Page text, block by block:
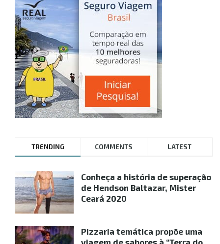
TRENDING COMMENTS LATEST
Conheça a história de superação
de Hendson Baltazar, Mister
Ceará 2020
Pizzaria temática propõe uma
viagem de sabores à “Terra do